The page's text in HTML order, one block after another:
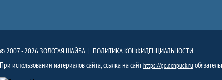
© 2007 - 2026 ЗОЛОТАЯ ШАЙБА | ПОЛИТИКА КОНФИДЕНЦИАЛЬНОСТИ
При использовании материалов сайта, ссылка на сайтhttps://goldenpuck.ru